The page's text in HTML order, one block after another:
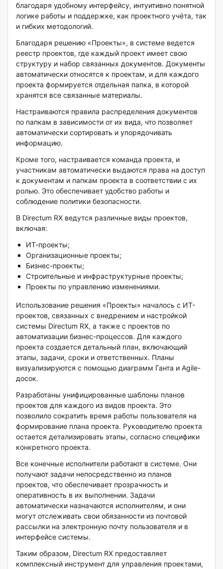
благодаря удобному интерфейсу, интуитивно понятной
логике работы и поддержке, как проектного учёта, так
и гибких методологий.
Благодаря решению «Проекты», в системе ведется
реестр проектов, где каждый проект имеет свою
структуру и набор связанных документов. Документы
автоматически относятся к проектам, и для каждого
проекта формируется отдельная папка, в которой
хранятся все связанные материалы.
Настраиваются правила распределения документов
по папкам в зависимости от их вида, что позволяет
автоматически сортировать и упорядочивать
информацию.
Кроме того, настраивается команда проекта, и
участникам автоматически выдаются права на доступ
к документам и папкам проекта в соответствии с их
ролью. Это обеспечивает удобство работы и
соблюдение политики безопасности.
В Directum RX ведутся различные виды проектов,
включая:
ИТ-проекты;
Организационные проекты;
Бизнес-проекты;
Строительные и инфраструктурные проекты;
Проекты по управлению изменениями.
Использование решения «Проекты» началось с ИТ-
проектов, связанных с внедрением и настройкой
системы Directum RX, а также с проектов по
автоматизации бизнес-процессов. Для каждого
проекта создается детальный план, включающий
этапы, задачи, сроки и ответственных. Планы
визуализируются с помощью диаграмм Ганта и Agile-
досок.
Разработаны унифицированные шаблоны планов
проектов для каждого из видов проекта. Это
позволило сократить время работы пользователя на
формирование плана проекта. Руководителю проекта
остается детализировать этапы, согласно специфики
конкретного проекта.
Все конечные исполнители работают в системе. Они
получают задачи непосредственно из планов
проектов, что обеспечивает прозрачность и
оперативность в их выполнении. Задачи
автоматически назначаются исполнителям, и они
могут отслеживать свои обязанности из почтовой
рассылки на электронную почту пользователя и в
интерфейсе системы.
Таким образом, Directum RX предоставляет
комплексный инструмент для управления проектами,